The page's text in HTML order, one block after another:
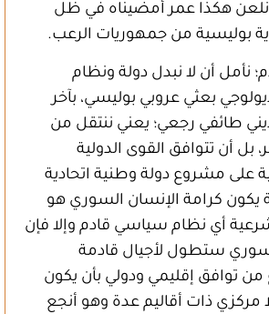
نلعن هكذا عمر أمضيناه في ظل
بوليسية من جمهوريات الرعب.
نأمل أن لا نبدل دولة ونظام
بعثي عروبي بوليسي، بآخر
طائفي رجعي؛ يعني ننتقل من
بل أن تتوافق القوى الدولية
على مشروع دولة وطنية اتحادية
يكون كرامة الإنسان السوري هو
أي نظام سياسي قادم وإلا فإن
ستطول لأجيال قادمة
من توافق إقليمي ودولي بأن يكون
مركزي ذات أقاليم عدة وهو أنجع